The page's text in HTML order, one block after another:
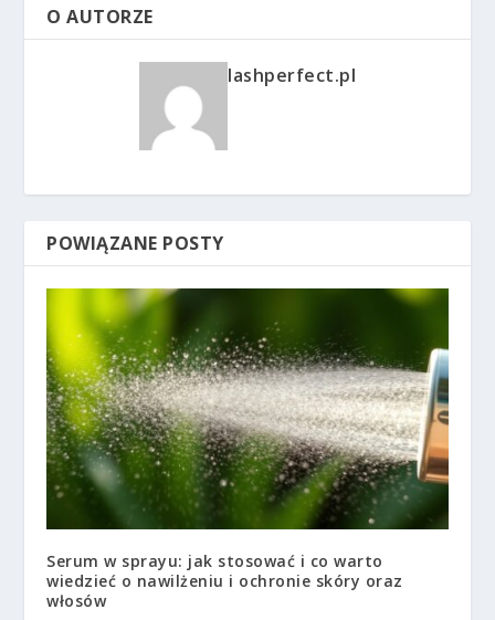
O AUTORZE
lashperfect.pl
POWIĄZANE POSTY
Serum w sprayu: jak stosować i co warto
wiedzieć o nawilżeniu i ochronie skóry oraz
włosów